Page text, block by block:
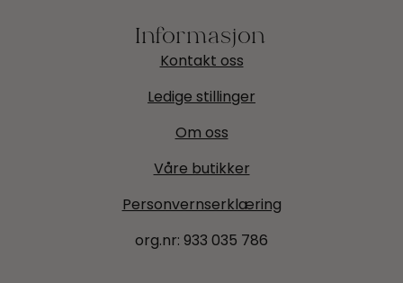
Kontakt oss
Ledige stillinger
Om oss
Våre butikker
Personvernserklæring
org.nr: 933 035 786